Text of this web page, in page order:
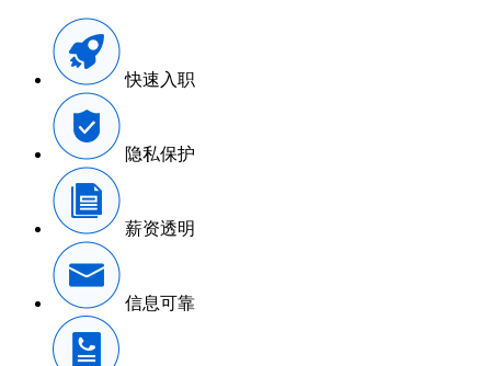
快速入职
隐私保护
薪资透明
信息可靠